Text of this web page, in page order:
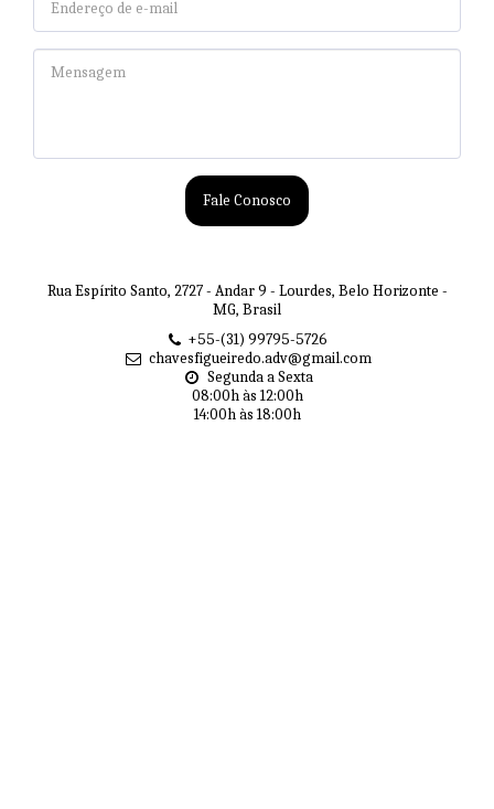
Fale Conosco
Rua Espírito Santo, 2727 - Andar 9 - Lourdes, Belo Horizonte -
MG, Brasil
+55-(31) 99795-5726
chavesfigueiredo.adv@gmail.com
Segunda a Sexta
08:00h às 12:00h
14:00h às 18:00h